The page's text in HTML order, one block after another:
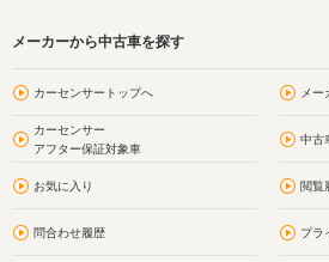
メーカーから中古車を探す
カーセンサートップへ メー
カーセンサー
アフター保証対象車
中古
お気に入り 閲覧
問合わせ履歴 プラ